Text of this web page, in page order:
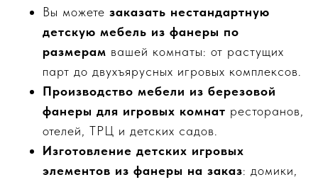
Вы можете заказать нестандартную
детскую мебель из фанеры по
размерам вашей комнаты: от растущих
парт до двухъярусных игровых комплексов.
Производство мебели из березовой
фанеры для игровых комнат ресторанов,
отелей, ТРЦ и детских садов.
Изготовление детских игровых
элементов из фанеры на заказ: домики,